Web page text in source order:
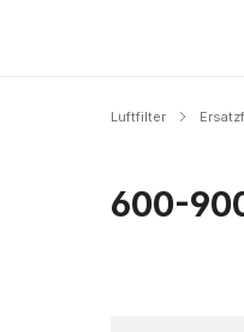
Luftfilter
600-